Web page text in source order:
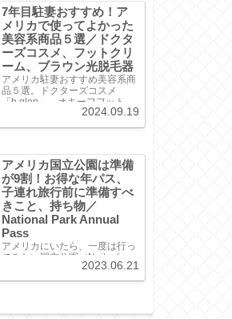
介！
7年目駐妻おすすめ！ア
メリカで使ってよかった
美容系商品５選／ドクタ
ーズコスメ、フットクリ
ーム、ブラウン光脱毛器
アメリカ駐妻おすすめ美容系商
品５選。ドクターズコスメ
「b.glen」、オキーフフットク
リーム、ブラウン光脱毛器な
2024.09.19
アメリカ国立公園は準備
が9割！お得な年パス、
子連れ旅行前に準備すべ
きこと、持ち物／
National Park Annual
Pass
アメリカにいたら、一度は行っ
てみたい国立公園（Naitonl
Park）。今回は、お得な入園方
法、準備しておくべきこと、持
2023.06.21